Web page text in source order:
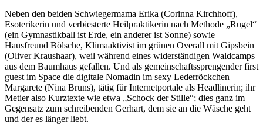
Neben den beiden Schwiegermama Erika (Corinna Kirchhoff),
Esoterikerin und verbiesterte Heilpraktikerin nach Methode „Rugel“
(ein Gymnastikball ist Erde, ein anderer ist Sonne) sowie
Hausfreund Bölsche, Klimaaktivist im grünen Overall mit Gipsbein
(Oliver Kraushaar), weil während eines widerständigen Waldcamps
aus dem Baumhaus gefallen. Und als gemeinschaftssprengender first
guest im Space die digitale Nomadin im sexy Lederröckchen
Margarete (Nina Bruns), tätig für Internetportale als Headlinerin; ihr
Metier also Kurztexte wie etwa „Schock der Stille“; dies ganz im
Gegensatz zum schreibenden Gerhart, dem sie an die Wäsche geht
und der es länger liebt.